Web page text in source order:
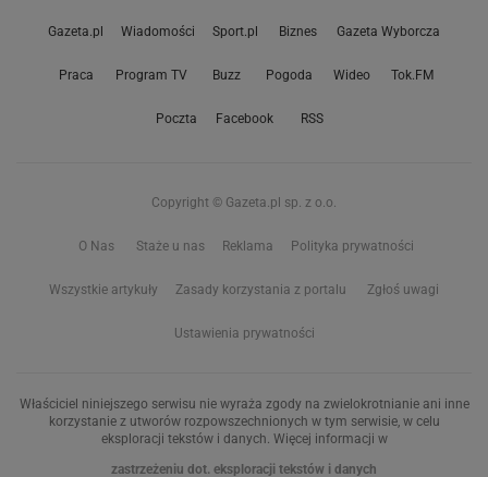
Gazeta.pl Wiadomości Sport.pl Biznes Gazeta Wyborcza
Praca Program TV Buzz Pogoda Wideo Tok.FM
Poczta Facebook RSS
Copyright © Gazeta.pl sp. z o.o.
O Nas Staże u nas Reklama Polityka prywatności
Wszystkie artykuły Zasady korzystania z portalu Zgłoś uwagi
Ustawienia prywatności
Właściciel niniejszego serwisu nie wyraża zgody na zwielokrotnianie ani inne
korzystanie z utworów rozpowszechnionych w tym serwisie, w celu
eksploracji tekstów i danych. Więcej informacji w
zastrzeżeniu dot. eksploracji tekstów i danych